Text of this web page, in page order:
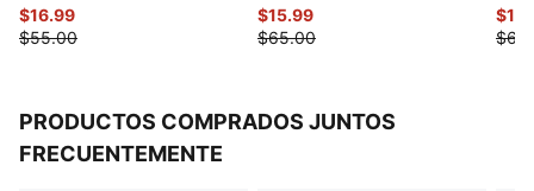
$16.99
$55.00
$15.99
$65.00
PRODUCTOS COMPRADOS JUNTOS
FRECUENTEMENTE